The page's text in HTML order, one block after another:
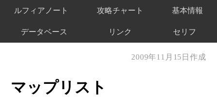
ルフィアノート 攻略チャート 基本情報
データベース リンク セリフ
2009年11月15日作成
マップリスト